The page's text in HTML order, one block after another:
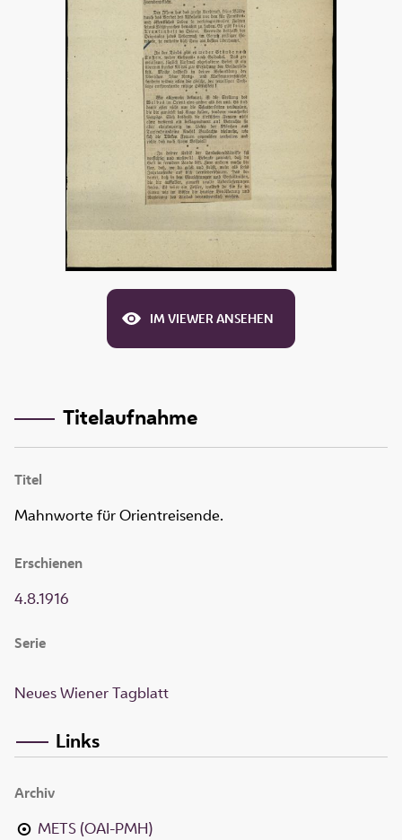
IM VIEWER ANSEHEN
Titelaufnahme
Titel
Mahnworte für Orientreisende.
Erschienen
4.8.1916
Serie
Neues Wiener Tagblatt
Links
Archiv
METS (OAI-PMH)